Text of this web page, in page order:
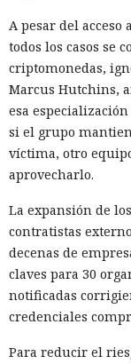
A pesar del acceso
todos los casos se
criptomonedas,
Marcus Hutchins,
esa
si el grupo
víctima, otro
aprovecharlo.
La expansión de
contratistas
decenas de
claves para 30
notificadas
credenciales
Para reducir el